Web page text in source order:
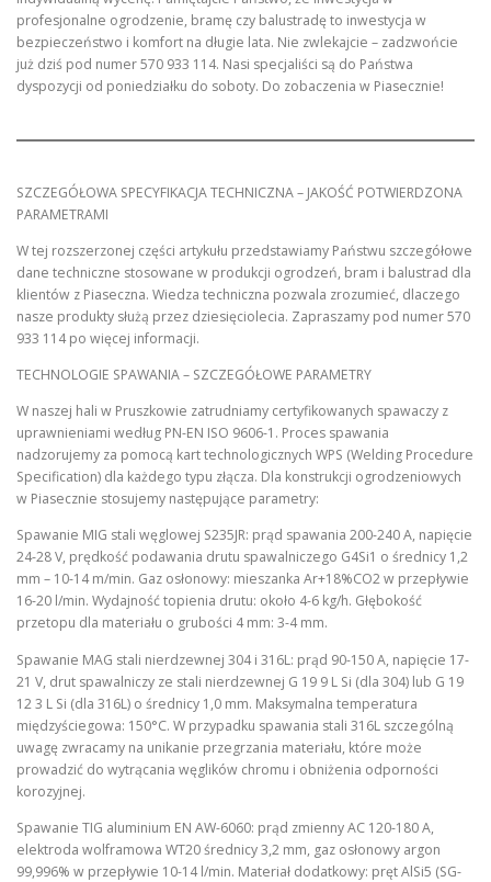
profesjonalne ogrodzenie, bramę czy balustradę to inwestycja w
bezpieczeństwo i komfort na długie lata. Nie zwlekajcie – zadzwońcie
już dziś pod numer 570 933 114. Nasi specjaliści są do Państwa
dyspozycji od poniedziałku do soboty. Do zobaczenia w Piasecznie!
SZCZEGÓŁOWA SPECYFIKACJA TECHNICZNA – JAKOŚĆ POTWIERDZONA
PARAMETRAMI
W tej rozszerzonej części artykułu przedstawiamy Państwu szczegółowe
dane techniczne stosowane w produkcji ogrodzeń, bram i balustrad dla
klientów z Piaseczna. Wiedza techniczna pozwala zrozumieć, dlaczego
nasze produkty służą przez dziesięciolecia. Zapraszamy pod numer 570
933 114 po więcej informacji.
TECHNOLOGIE SPAWANIA – SZCZEGÓŁOWE PARAMETRY
W naszej hali w Pruszkowie zatrudniamy certyfikowanych spawaczy z
uprawnieniami według PN-EN ISO 9606-1. Proces spawania
nadzorujemy za pomocą kart technologicznych WPS (Welding Procedure
Specification) dla każdego typu złącza. Dla konstrukcji ogrodzeniowych
w Piasecznie stosujemy następujące parametry:
Spawanie MIG stali węglowej S235JR: prąd spawania 200-240 A, napięcie
24-28 V, prędkość podawania drutu spawalniczego G4Si1 o średnicy 1,2
mm – 10-14 m/min. Gaz osłonowy: mieszanka Ar+18%CO2 w przepływie
16-20 l/min. Wydajność topienia drutu: około 4-6 kg/h. Głębokość
przetopu dla materiału o grubości 4 mm: 3-4 mm.
Spawanie MAG stali nierdzewnej 304 i 316L: prąd 90-150 A, napięcie 17-
21 V, drut spawalniczy ze stali nierdzewnej G 19 9 L Si (dla 304) lub G 19
12 3 L Si (dla 316L) o średnicy 1,0 mm. Maksymalna temperatura
międzyściegowa: 150°C. W przypadku spawania stali 316L szczególną
uwagę zwracamy na unikanie przegrzania materiału, które może
prowadzić do wytrącania węglików chromu i obniżenia odporności
korozyjnej.
Spawanie TIG aluminium EN AW-6060: prąd zmienny AC 120-180 A,
elektroda wolframowa WT20 średnicy 3,2 mm, gaz osłonowy argon
99,996% w przepływie 10-14 l/min. Materiał dodatkowy: pręt AlSi5 (SG-